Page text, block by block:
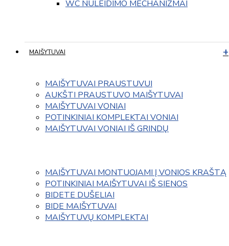
WC NULEIDIMO MECHANIZMAI
MAIŠYTUVAI
MAIŠYTUVAI PRAUSTUVUI
AUKŠTI PRAUSTUVO MAIŠYTUVAI
MAIŠYTUVAI VONIAI
POTINKINIAI KOMPLEKTAI VONIAI
MAIŠYTUVAI VONIAI IŠ GRINDŲ
MAIŠYTUVAI MONTUOJAMI Į VONIOS KRAŠTĄ
POTINKINIAI MAIŠYTUVAI IŠ SIENOS
BIDETE DUŠELIAI
BIDE MAIŠYTUVAI
MAIŠYTUVŲ KOMPLEKTAI